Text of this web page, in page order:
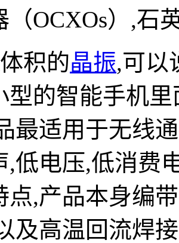
（OCXOs）,石
积的晶振,可以
型的智能手机
最适用于无线
,低电压,低消费
点,产品本身编
及高温回流焊